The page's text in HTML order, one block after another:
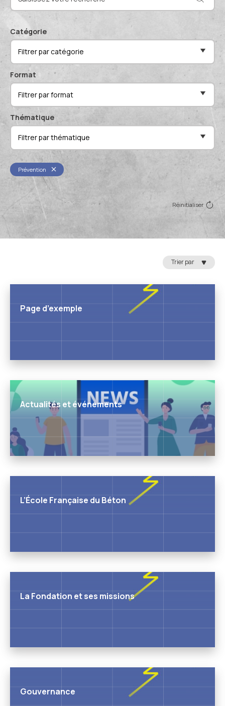
Conférences de professionnels
Publications scientifiques
Proposer mes compétences
Catégorie
Filtrer par catégorie
Format
Filtrer par format
Thématique
Filtrer par thématique
Prévention
Réinitialiser
Trier par
Page d’exemple
Actualités et événements
L’École Française du Béton
La Fondation et ses missions
Gouvernance